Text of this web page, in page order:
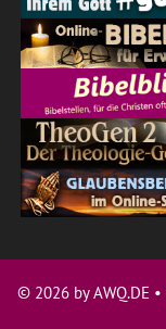
© 2026 by AWQ.DE •